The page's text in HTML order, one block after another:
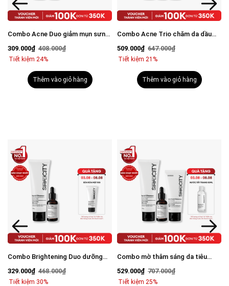
Combo Acne Duo giảm mụn sưng
Calm 30ml
309.000₫ 408.000₫
Tiết kiệm 24%
Thêm vào giỏ hàng
Combo Acne Trio chăm da dầu
Calm 30ml, Kem dưỡng ẩm 80g
509.000₫ 647.000₫
Tiết kiệm 21%
Thêm vào giỏ hàng
Combo Brightening Duo dưỡng
mặt 100g & Serum Vital 30ml
329.000₫ 468.000₫
Tiết kiệm 30%
Combo mờ thâm sáng da tiêu
529.000₫ 707.000₫
Tiết kiệm 25%